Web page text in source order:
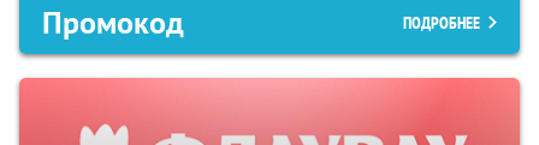
Промокод ПОДРОБНЕЕ